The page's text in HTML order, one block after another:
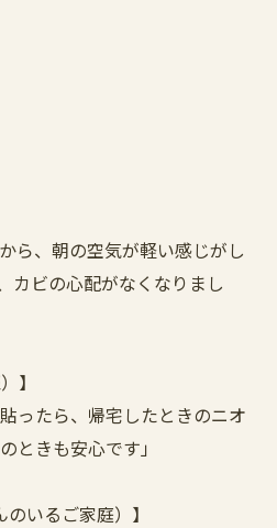
ら、朝の空気が軽い感じがし
カビの心配がなくなりまし
】
ったら、帰宅したときのニオ
ときも安心です」
のいるご家庭）】